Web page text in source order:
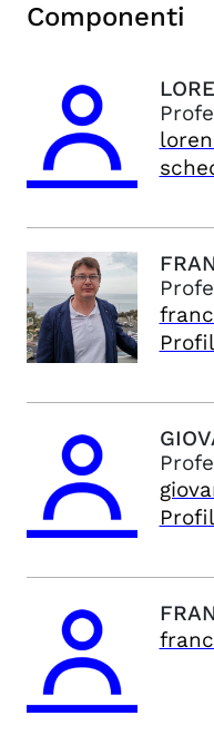
Componenti